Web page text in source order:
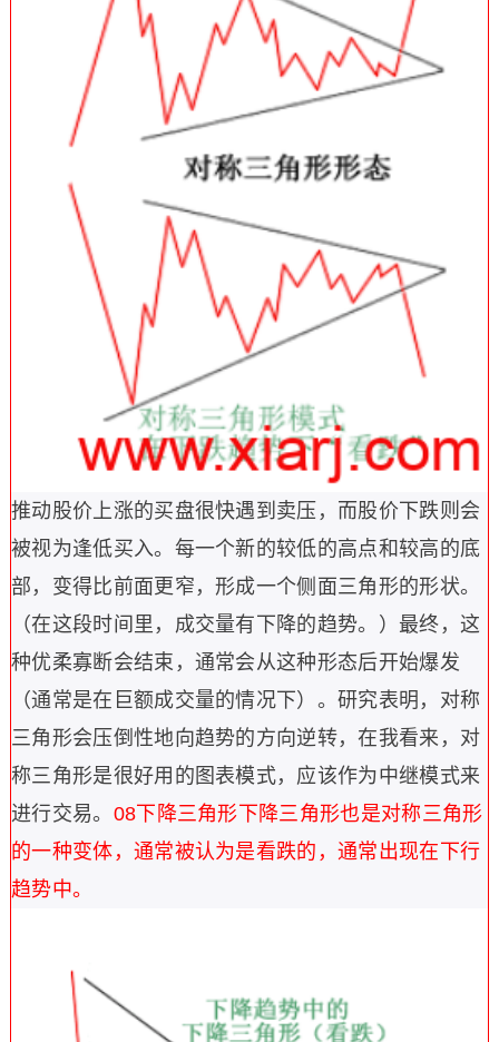
推动股价上涨的买盘很快遇到卖压，而股价下跌则会
被视为逢低买入。 每一个新的较低的高点和较高的底
部，变得比前面更窄，形成一个侧面三角形的形状。
（在这段时间里，成交量有下降的趋势。）最终，这
种优柔寡断会结束，通常会从这种形态后开始爆发
（通常是在巨额成交量的情况下）。研究表明，对称
三角形会压倒性地向趋势的方向逆转，在我看来，对
称三角形是很好用的图表模式，应该作为中继模式来
进行交易。 08下降三角形下降三角形也是对称三角形
的一种变体，通常被认为是看跌的，通常出现在下行
趋势中。